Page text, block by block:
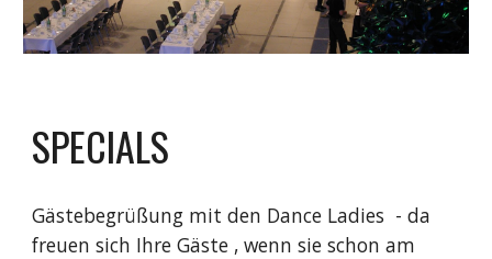
SPECIALS
Gästebegrüßung mit den Dance Ladies  - da
freuen sich Ihre Gäste , wenn sie schon am